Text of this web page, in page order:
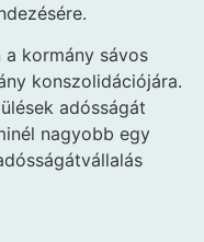
kormány sávos
konszolidációjára.
adósságát
nagyobb egy